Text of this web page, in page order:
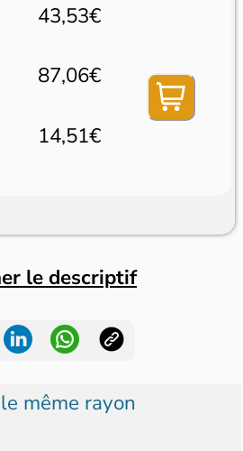
43,53€
87,06€
14,51€
le descriptif
même rayon